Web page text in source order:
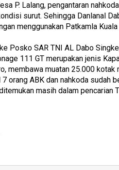
P. Lalang, pengantaran
surut. Sehingga Danlanal
menggunakan Patkamla
Posko SAR TNI AL Dabo
111 GT merupakan jenis
membawa muatan 25.000
orang ABK dan nahkoda sudah
masih dalam pencarian